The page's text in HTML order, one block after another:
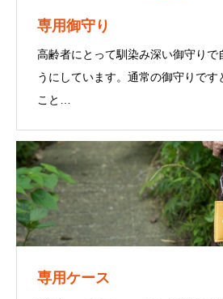
専用御守り
高齢者にとって馴染み深い御守りで
うにしています。通常の御守りです
こと
で赤色と緑色をご用意しています。
専用ケース